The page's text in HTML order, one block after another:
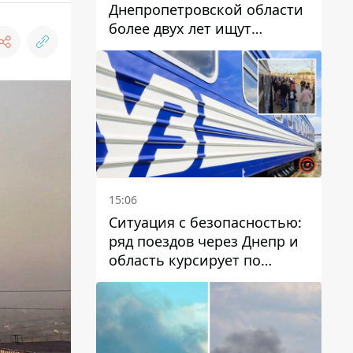
Днепропетровской области
более двух лет ищут
пропавшую женщину
15:06
Ситуация с безопасностью:
ряд поездов через Днепр и
область курсирует по
измененному маршруту, а
часть пути заменили
автобусами и электричками